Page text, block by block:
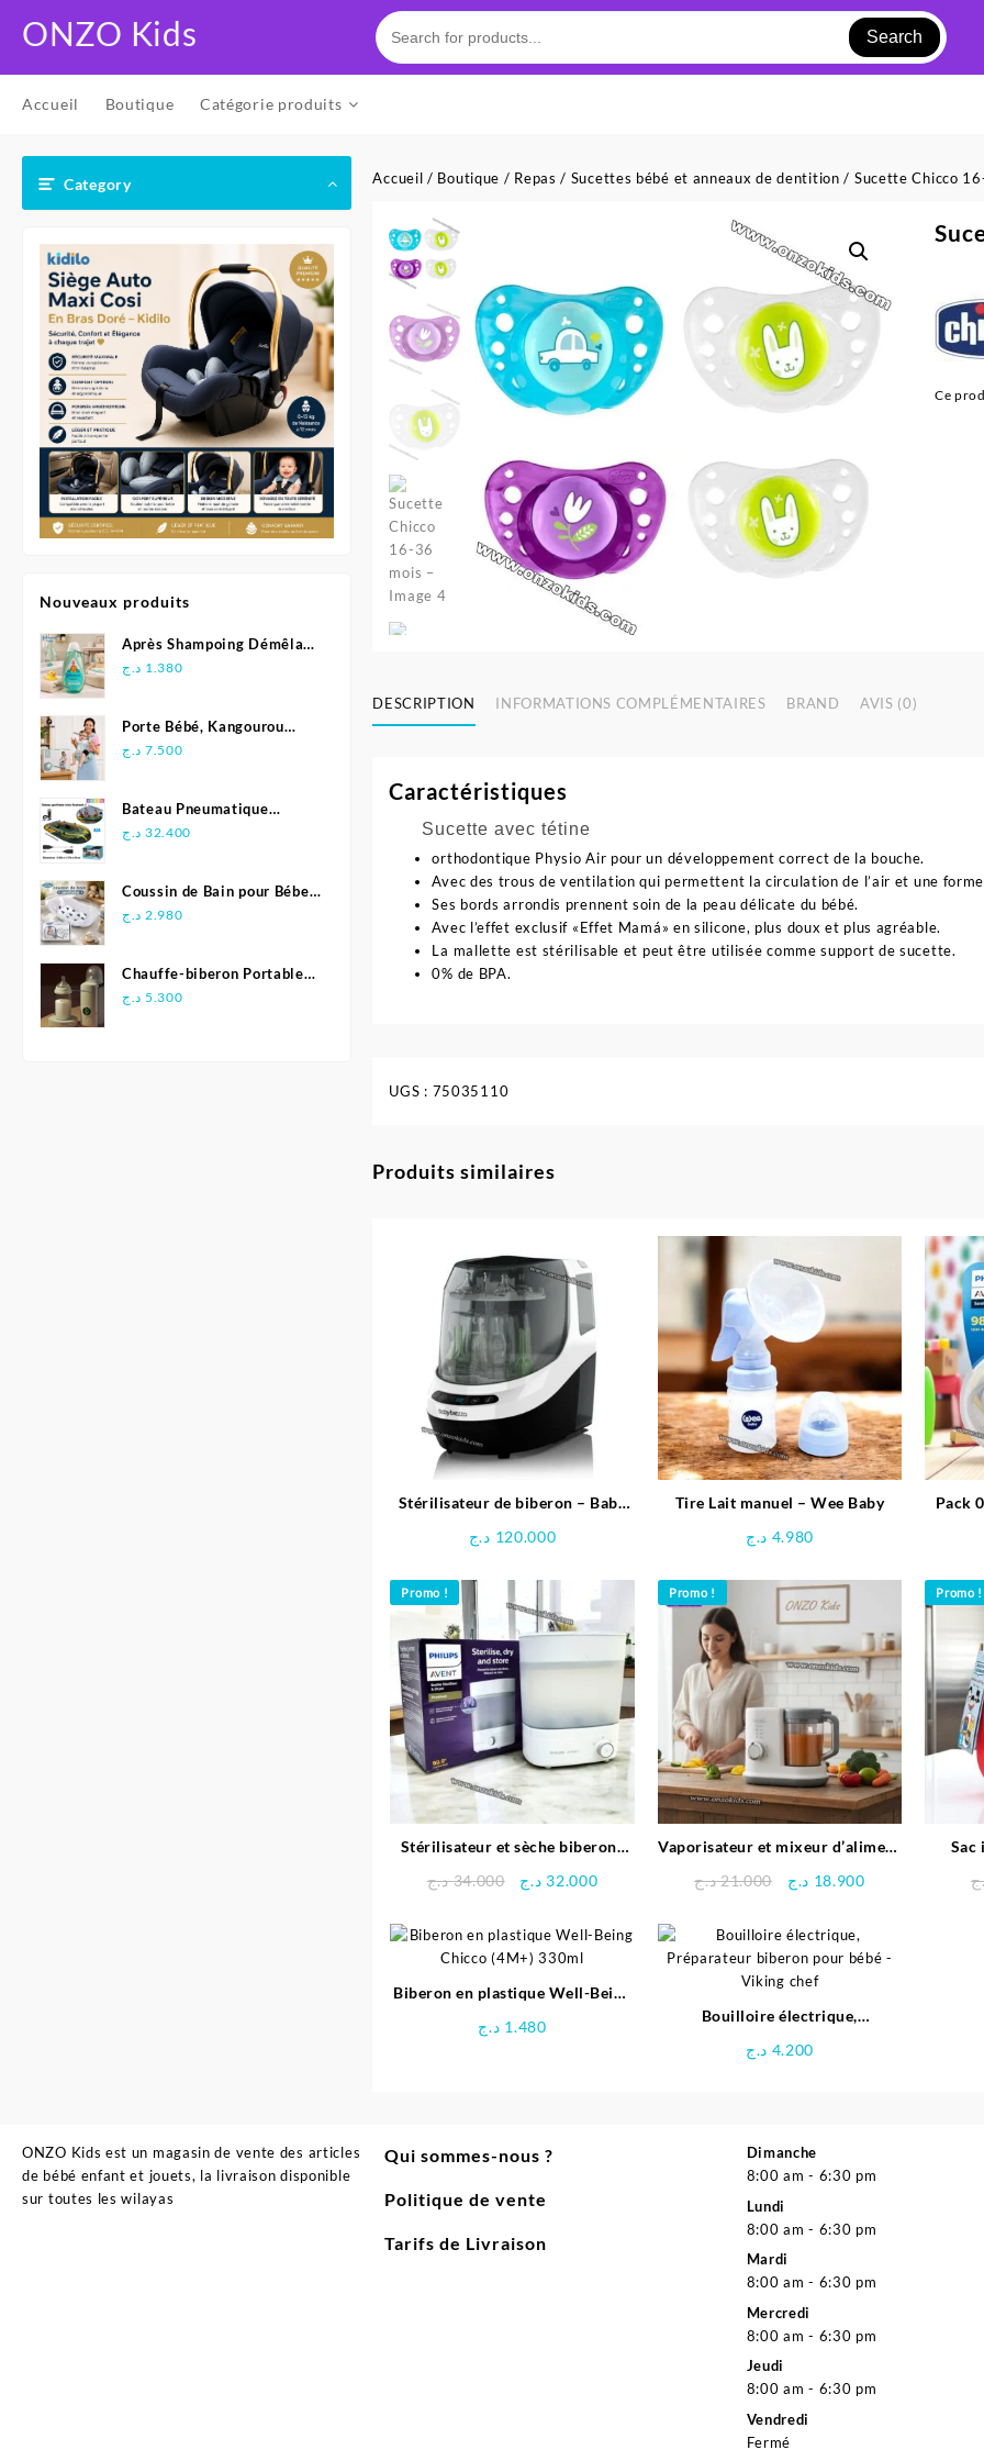
ONZO Kids Search
Accueil Boutique Catégorie produits
Category
Nouveaux produits
Après Shampoing Démêlant
pour bébé - Johnson'S Baby
1.380 د.ج
Porte Bébé, Kangourou
Multifonctionnel
7.500 د.ج
Bateau Pneumatique
Gonflable Seahawk 3 -
32.400 د.ج
Coussin de Bain pour Bébe -
Sevibebe
2.980 د.ج
Chauffe-biberon Portable
pour Voyage
5.300 د.ج
Accueil / Boutique / Repas / Sucettes bébé et anneaux de dentition / Sucette Chicco
Ce
DESCRIPTION INFORMATIONS COMPLÉMENTAIRES BRAND AVIS (0)
Caractéristiques
Sucette avec tétine
orthodontique Physio Air pour un développement correct de la bouche.
Avec des trous de ventilation qui permettent la circulation de l’air et une
Ses bords arrondis prennent soin de la peau délicate du bébé.
Avec l’effet exclusif «Effet Mamá» en silicone, plus doux et plus agréable.
La mallette est stérilisable et peut être utilisée comme support de sucette.
0% de BPA.
UGS : 75035110
Produits similaires
Stérilisateur de biberon – Baby
120.000 د.ج
Tire Lait manuel – Wee Baby
4.980 د.ج
Pack
Promo !
Stérilisateur et sèche biberons
34.000 د.ج
Le
initial
était :
32.000 د.ج
Le
actuel
est :
Promo !
Vaporisateur et mixeur d’aliment
21.000 د.ج
Le
initial
18.900 د.ج
Le
est :
Promo !
Sac
Biberon en plastique Well-Being
1.480 د.ج
Bouilloire électrique,
Viking chef
4.200 د.ج
ONZO Kids est un magasin de vente des articles
de bébé enfant et jouets, la livraison disponible
sur toutes les wilayas
Qui sommes-nous ?
Politique de vente
Tarifs de Livraison
Dimanche
8:00 am - 6:30 pm
Lundi
8:00 am - 6:30 pm
Mardi
8:00 am - 6:30 pm
Mercredi
8:00 am - 6:30 pm
Jeudi
8:00 am - 6:30 pm
Vendredi
Fermé